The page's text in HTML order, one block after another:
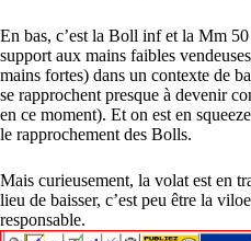
En bas, c’est la Boll inf et la Mm
support aux mains faibles
mains fortes) dans un contexte de
se rapprochent presque à devenir
en ce moment). Et on est en
le rapprochement des Bolls.
Mais curieusement, la volat est en
lieu de baisser, c’est peu être la
responsable.